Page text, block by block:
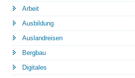
Arbeit
Ausbildung
Auslandreisen
Bergbau
Digitales